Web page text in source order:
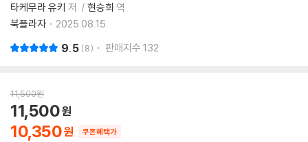
타케무라 유키 저 현승희 역
북플라자
2025.08.15.
9.5 8 판매지수 132
11,500원
10,350
11,500
쿠폰혜택가